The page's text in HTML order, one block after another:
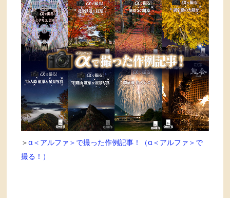
＞α＜アルファ＞で撮った作例記事！（α＜アルファ＞で
撮る！）